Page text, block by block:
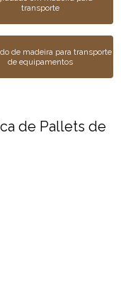
transporte
de madeira para transporte
de equipamentos
de Pallets de